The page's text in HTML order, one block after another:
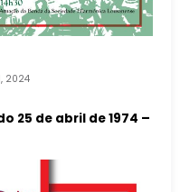
2024
25 de abril de 1974 –